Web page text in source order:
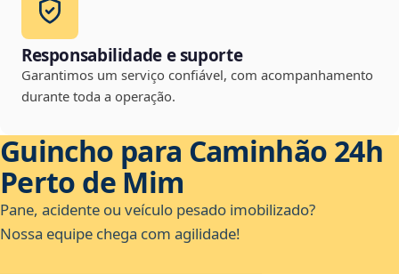
Responsabilidade e suporte
Garantimos um serviço confiável, com acompanhamento
durante toda a operação.
Guincho para Caminhão 24h
Perto de Mim
Pane, acidente ou veículo pesado imobilizado?
Nossa equipe chega com agilidade!